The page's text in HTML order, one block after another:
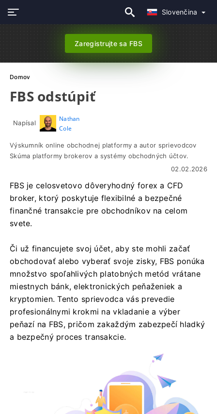
Slovenčina
Zaregistrujte sa FBS
Domov
FBS odstúpiť
Napísal
Nathan
Cole
Výskumník online obchodnej platformy a autor sprievodcov
Skúma platformy brokerov a systémy obchodných účtov.
02.02.2026
FBS je celosvetovo dôveryhodný forex a CFD
broker, ktorý poskytuje flexibilné a bezpečné
finančné transakcie pre obchodníkov na celom
svete.
Či už financujete svoj účet, aby ste mohli začať
obchodovať alebo vyberať svoje zisky, FBS ponúka
množstvo spoľahlivých platobných metód vrátane
miestnych bánk, elektronických peňaženiek a
kryptomien. Tento sprievodca vás prevedie
profesionálnymi krokmi na vkladanie a výber
peňazí na FBS, pričom zakaždým zabezpečí hladký
a bezpečný proces transakcie.